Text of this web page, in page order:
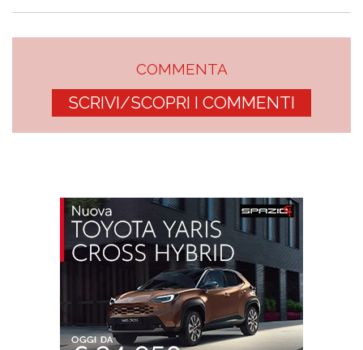
COMMENTA
SCRIVI/SCOPRI I COMMENTI